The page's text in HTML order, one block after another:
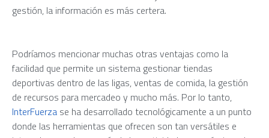
gestión, la información es más certera.
Podríamos mencionar muchas otras ventajas como la
facilidad que permite un sistema gestionar tiendas
deportivas dentro de las ligas, ventas de comida, la gestión
de recursos para mercadeo y mucho más. Por lo tanto,
InterFuerza se ha desarrollado tecnológicamente a un punto
donde las herramientas que ofrecen son tan versátiles e